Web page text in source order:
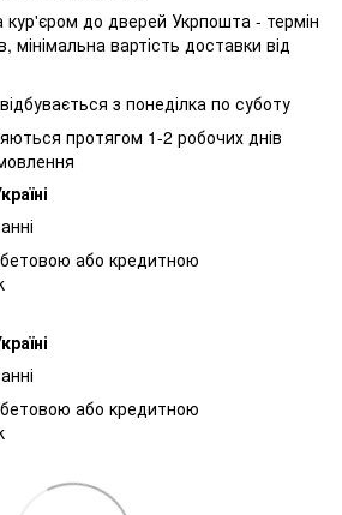
до дверей Укрпошта - термін
мінімальна вартість доставки від
з понеділка по суботу
протягом 1-2 робочих днів
або кредитною
або кредитною